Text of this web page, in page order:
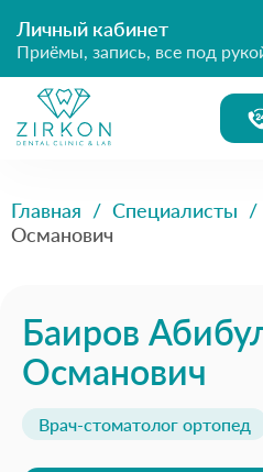
Личный кабинет
Приёмы, запись, все под
Главная / Специалисты /
Османович
Баиров
Османович
Врач-стоматолог ортопед